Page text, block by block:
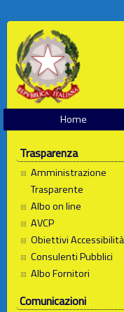
Home
Trasparenza
Amministrazione
Trasparente
Albo on line
AVCP
Obiettivi Accessibilità
Consulenti Pubblici
Albo Fornitori
Comunicazioni